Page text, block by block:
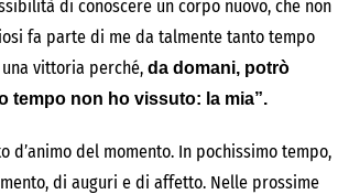
di conoscere un corpo nuovo, che non
fa parte di me da talmente tanto tempo
una vittoria perché, da domani, potrò
tempo non ho vissuto: la mia”.
d’animo del momento. In pochissimo tempo,
di auguri e di affetto. Nelle prossime